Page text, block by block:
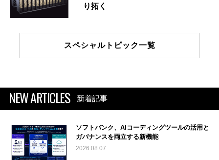
り拓く
スペシャルトピック一覧
NEW ARTICLES 新着記事
ソフトバンク、AIコーディングツールの活用と
ガバナンスを両立する新機能
2026.08.07